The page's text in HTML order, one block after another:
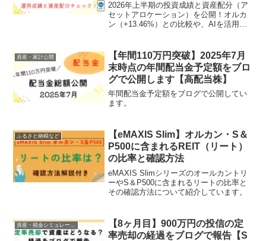
2026年上半期の投資成績と資産配分（ア
セットアロケーション）を公開！オルカ
ン（+13.46%）との比較や、AIを活用し
NISA・iDeCoへの移行を進める今後の投
資方針も解説。
資産・家計公開
【年間110万円突破】2025年7月
末時点の年間配当金予定額をブロ
グで公開します【高配当株】
年間配当金予定額をブログで公開してい
ます。
ふるさと納税など
【eMAXIS Slim】オルカン・S＆
P500に含まれるREIT（リート）
の比率と確認方法
eMAXIS Slimシリーズのオールカントリ
ーやS＆P500に含まれるリートの比率と
その確認方法について紹介しています。
【8ヶ月目】900万円の投信の定
率売却の経過をブログで報告【S